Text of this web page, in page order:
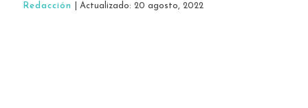
Redacción | Actualizado: 20 agosto, 2022